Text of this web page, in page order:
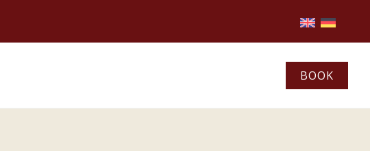
BOOK